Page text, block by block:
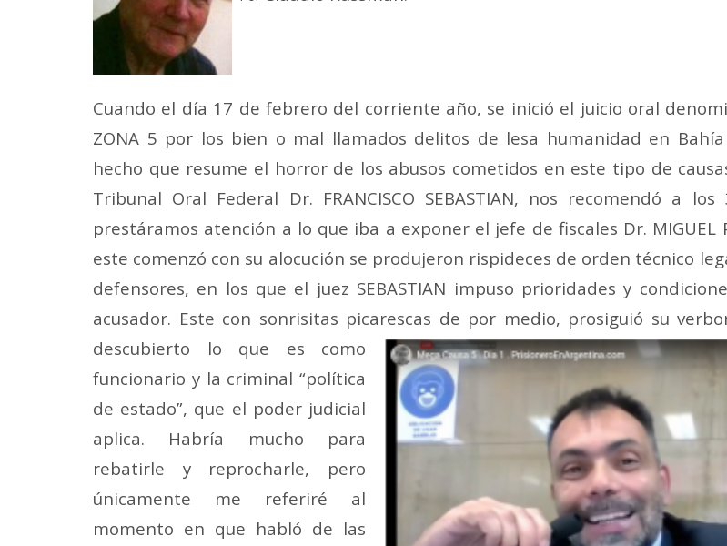
Cuando el día 17 de febrero del corriente año, se inició el juicio oral
ZONA 5 por los bien o mal llamados delitos de lesa humanidad en
hecho que resume el horror de los abusos cometidos en este tipo de
Tribunal Oral Federal Dr. FRANCISCO SEBASTIAN, nos recomendó a
prestáramos atención a lo que iba a exponer el jefe de fiscales Dr. MIGUEL
este comenzó con su alocución se produjeron rispideces de orden técnico
defensores, en los que el juez SEBASTIAN impuso prioridades y
acusador. Este con sonrisitas picarescas de por medio, prosiguió su
descubierto lo que es como
funcionario y la criminal “política
de estado”, que el poder judicial
aplica. Habría mucho para
rebatirle y reprocharle, pero
únicamente me referiré al
momento en que habló de las